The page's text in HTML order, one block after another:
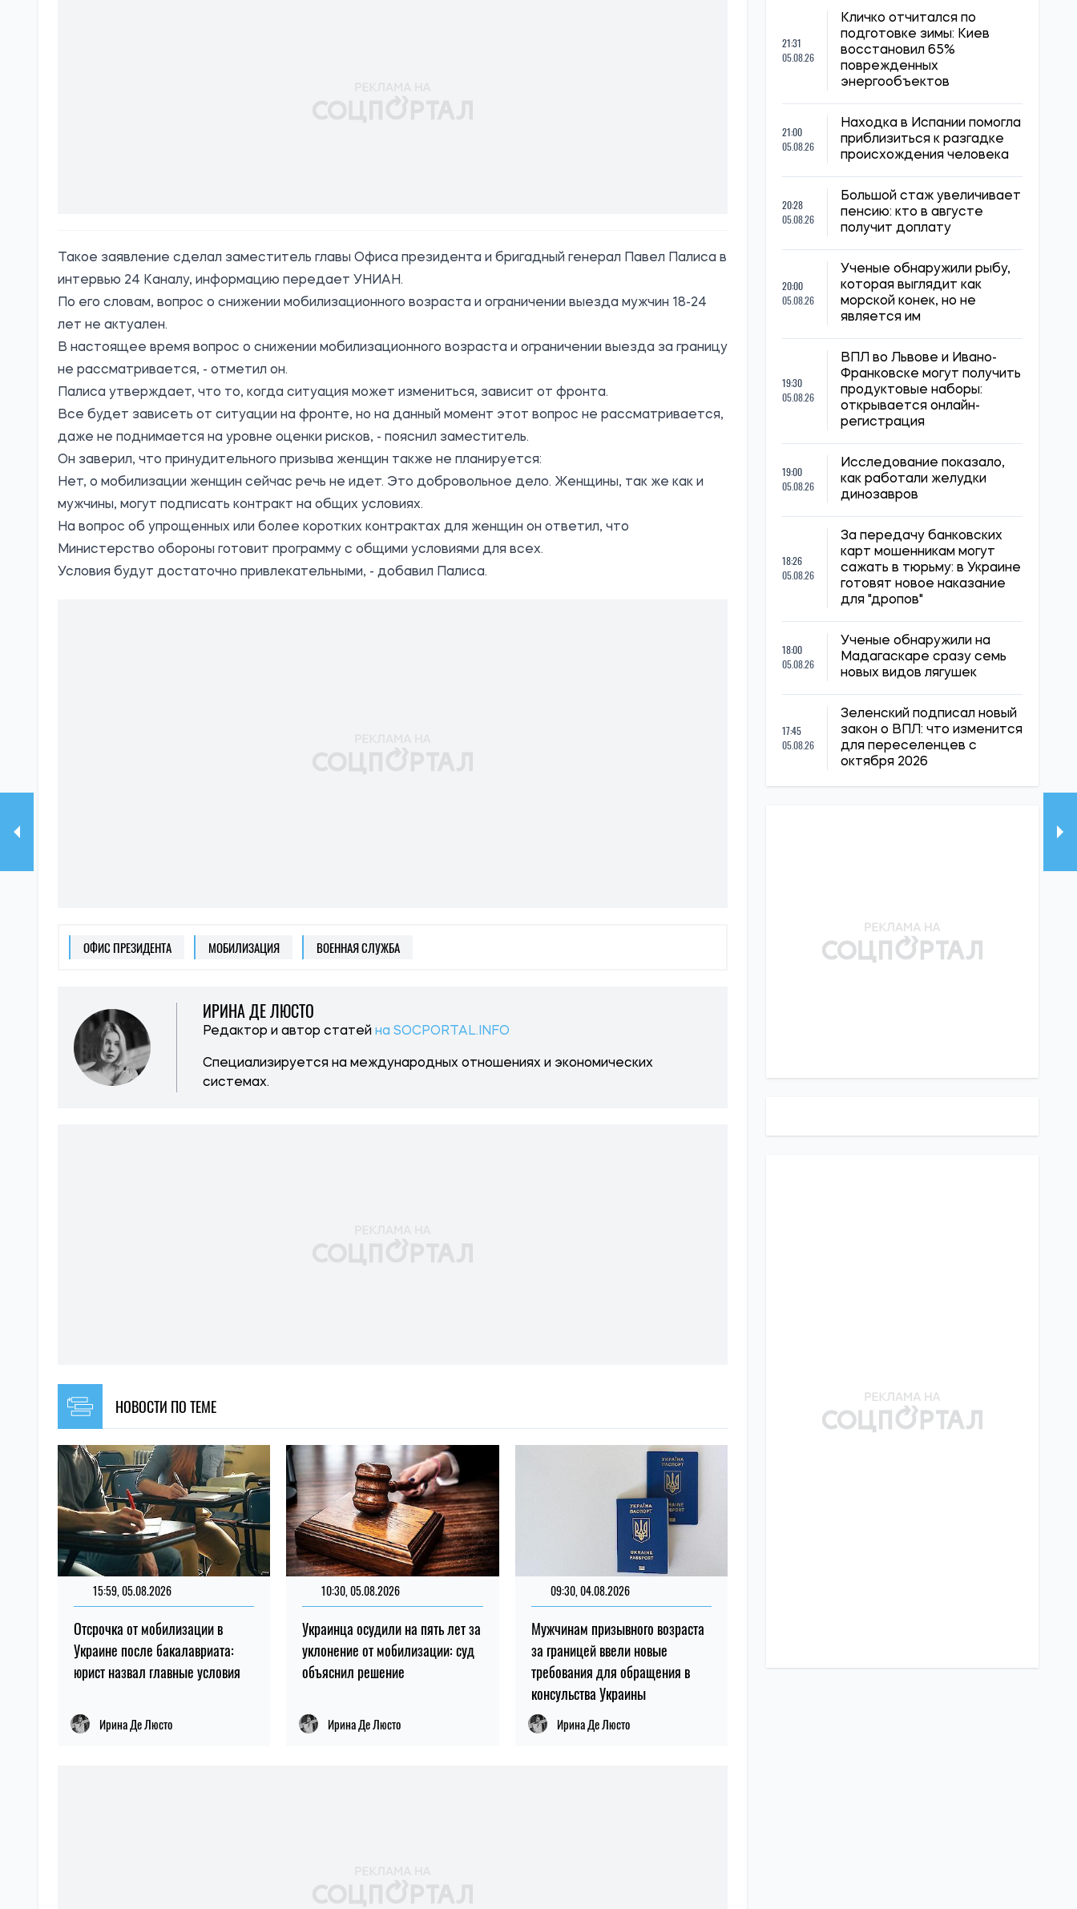
Такое заявление сделал заместитель главы Офиса президента и бригадный генерал Павел Палиса в
интервью 24 Каналу, информацию передает УНИАН.
По его словам, вопрос о снижении мобилизационного возраста и ограничении выезда мужчин 18-24
лет не актуален.
В настоящее время вопрос о снижении мобилизационного возраста и ограничении выезда за границу
не рассматривается, - отметил он.
Палиса утверждает, что то, когда ситуация может измениться, зависит от фронта.
Все будет зависеть от ситуации на фронте, но на данный момент этот вопрос не рассматривается,
даже не поднимается на уровне оценки рисков, - пояснил заместитель.
Он заверил, что принудительного призыва женщин также не планируется:
Нет, о мобилизации женщин сейчас речь не идет. Это добровольное дело. Женщины, так же как и
мужчины, могут подписать контракт на общих условиях.
На вопрос об упрощенных или более коротких контрактах для женщин он ответил, что
Министерство обороны готовит программу с общими условиями для всех.
Условия будут достаточно привлекательными, - добавил Палиса.
ОФИС ПРЕЗИДЕНТА МОБИЛИЗАЦИЯ ВОЕННАЯ СЛУЖБА
ИРИНА ДЕ ЛЮСТО
Редактор и автор статей на SOCPORTAL.INFO
Специализируется на международных отношениях и экономических
системах.
15:59, 05.08.2026 67
Отсрочка от мобилизации в
Украине после бакалавриата:
юрист назвал главные условия
10:30, 05.08.2026 853
Украинца осудили на пять лет за
уклонение от мобилизации: суд
объяснил решение
09:30, 04.08.2026 745
Мужчинам призывного возраста
за границей ввели новые
требования для обращения в
консульства Украины
Ирина Де Люсто
21:31
05.08.26
Кличко отчитался по
подготовке зимы: Киев
восстановил 65%
поврежденных
энергообъектов
21:00
05.08.26
Находка в Испании помогла
приблизиться к разгадке
происхождения человека
20:28
05.08.26
Большой стаж увеличивает
пенсию: кто в августе
получит доплату
20:00
05.08.26
Ученые обнаружили рыбу,
которая выглядит как
морской конек, но не
является им
19:30
05.08.26
ВПЛ во Львове и Ивано-
Франковске могут получить
продуктовые наборы:
открывается онлайн-
регистрация
19:00
05.08.26
Исследование показало,
как работали желудки
динозавров
18:26
05.08.26
За передачу банковских
карт мошенникам могут
сажать в тюрьму: в Украине
готовят новое наказание
для "дропов"
18:00
05.08.26
Ученые обнаружили на
Мадагаскаре сразу семь
новых видов лягушек
17:45
05.08.26
Зеленский подписал новый
закон о ВПЛ: что изменится
для переселенцев с
октября 2026